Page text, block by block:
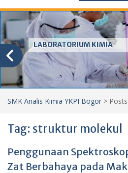
LABORATORIUM KIMIA
SMK Analis Kimia YKPI Bogor >
Tag: struktur molekul
Penggunaan
Zat Berbahaya pada